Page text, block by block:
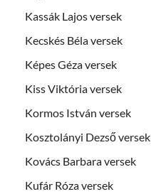
Kassák Lajos versek
Kecskés Béla versek
Képes Géza versek
Kiss Viktória versek
Kormos István versek
Kosztolányi Dezső versek
Kovács Barbara versek
Kufár Róza versek